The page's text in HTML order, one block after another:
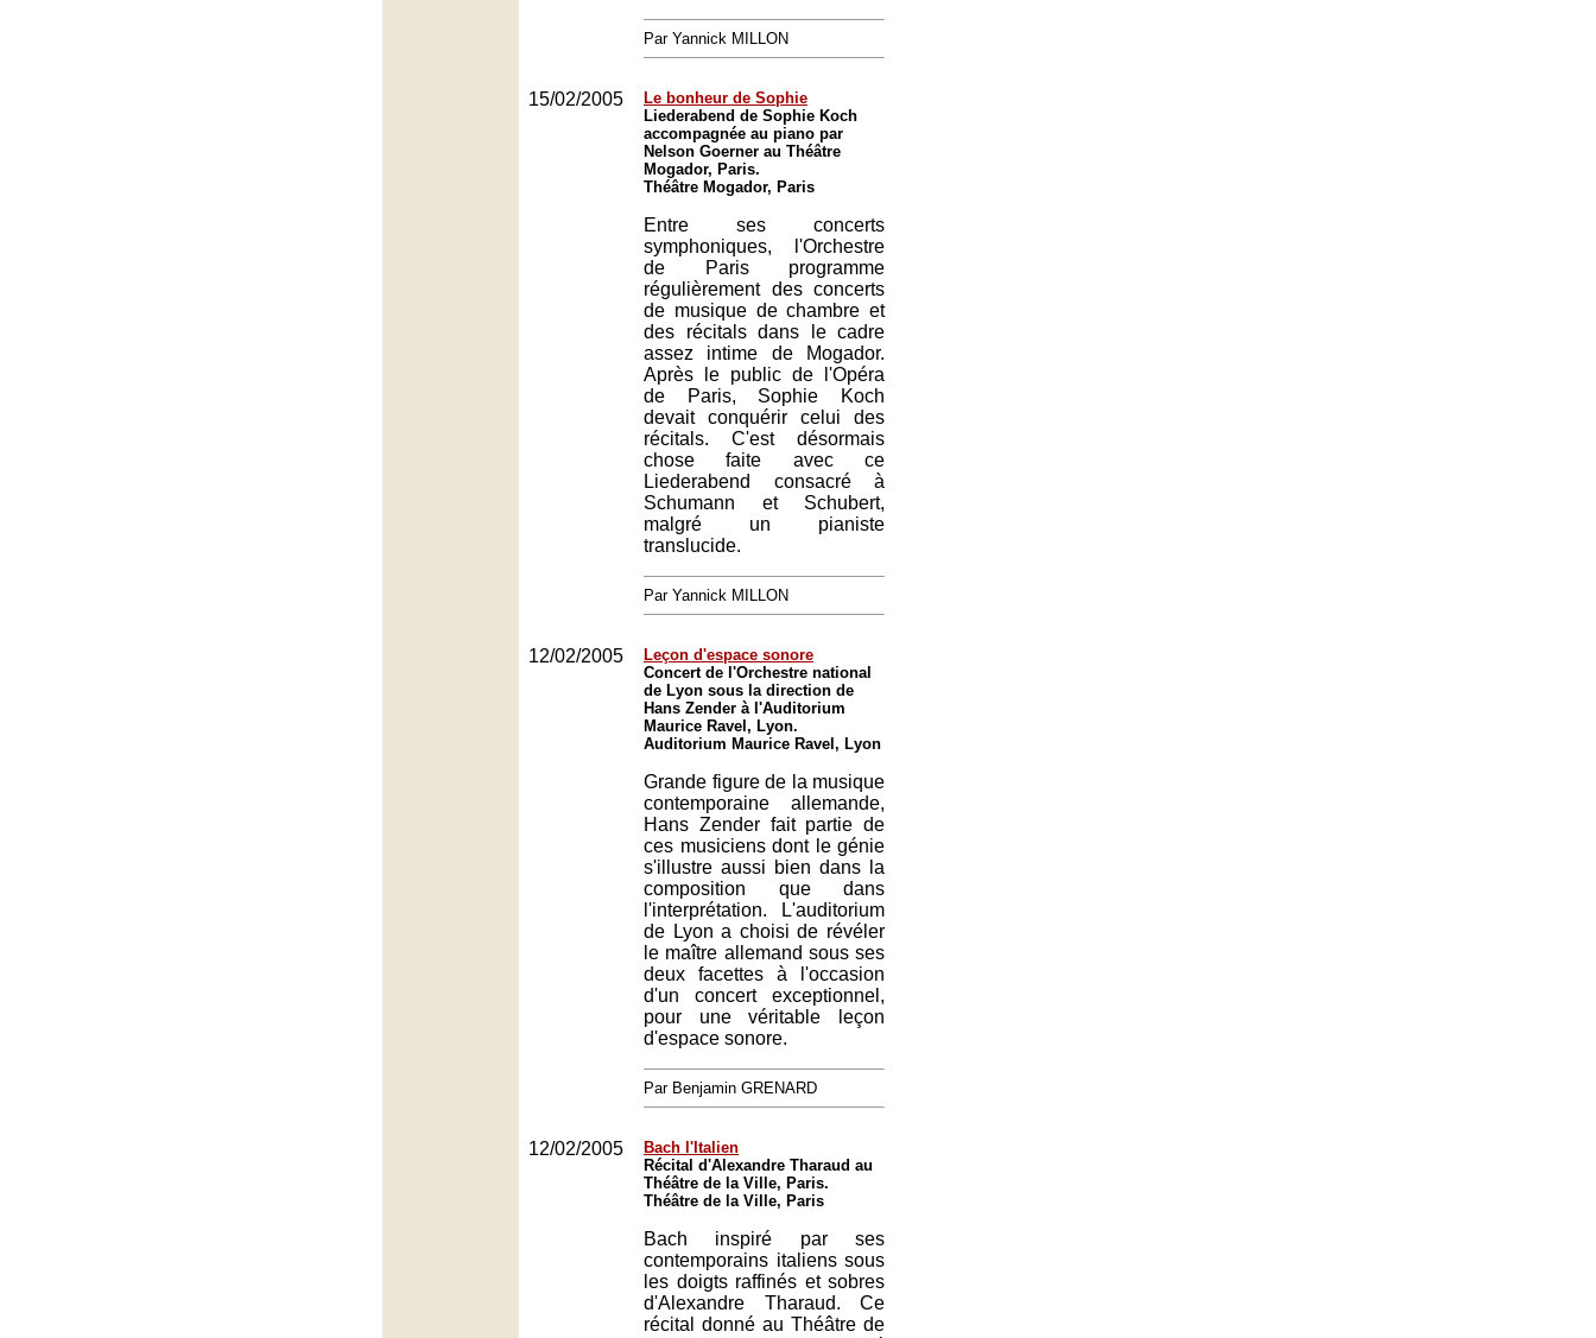
Par Yannick MILLON
15/02/2005
Le bonheur de Sophie
Liederabend de Sophie Koch
accompagnée au piano par
Nelson Goerner au Théâtre
Mogador, Paris.
Théâtre Mogador, Paris
Entre ses concerts
symphoniques, l'Orchestre
de Paris programme
régulièrement des concerts
de musique de chambre et
des récitals dans le cadre
assez intime de Mogador.
Après le public de l'Opéra
de Paris, Sophie Koch
devait conquérir celui des
récitals. C'est désormais
chose faite avec ce
Liederabend consacré à
Schumann et Schubert,
malgré un pianiste
translucide.
Par Yannick MILLON
12/02/2005
Leçon d'espace sonore
Concert de l'Orchestre national
de Lyon sous la direction de
Hans Zender à l'Auditorium
Maurice Ravel, Lyon.
Auditorium Maurice Ravel, Lyon
Grande figure de la musique
contemporaine allemande,
Hans Zender fait partie de
ces musiciens dont le génie
s'illustre aussi bien dans la
composition que dans
l'interprétation. L'auditorium
de Lyon a choisi de révéler
le maître allemand sous ses
deux facettes à l'occasion
d'un concert exceptionnel,
pour une véritable leçon
d'espace sonore.
Par Benjamin GRENARD
12/02/2005
Bach l'Italien
Récital d'Alexandre Tharaud au
Théâtre de la Ville, Paris.
Théâtre de la Ville, Paris
Bach inspiré par ses
contemporains italiens sous
les doigts raffinés et sobres
d'Alexandre Tharaud. Ce
récital donné au Théâtre de